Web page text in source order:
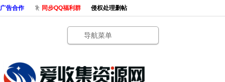
广告合作 同步QQ福利群 侵权处理删帖
导航菜单